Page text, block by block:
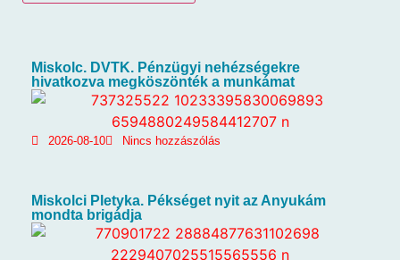
Miskolc. DVTK. Pénzügyi nehézségekre
hivatkozva megköszönték a munkámat
2026-08-10 Nincs hozzászólás
Miskolci Pletyka. Pékséget nyit az Anyukám
mondta brigádja